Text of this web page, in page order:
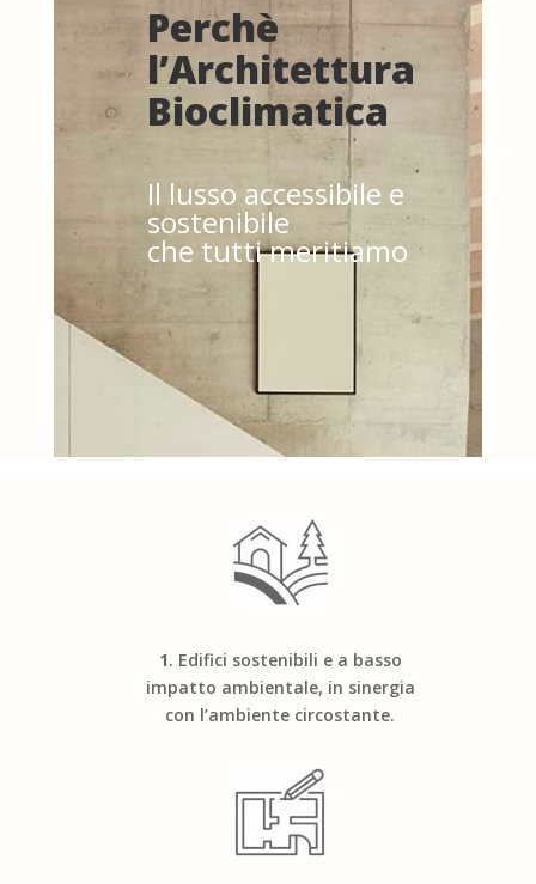
Perchè
l’Architettura
Bioclimatica
Il lusso accessibile e
sostenibile
che tutti meritiamo
1. Edifici sostenibili e a basso
impatto ambientale, in sinergia
con l’ambiente circostante.